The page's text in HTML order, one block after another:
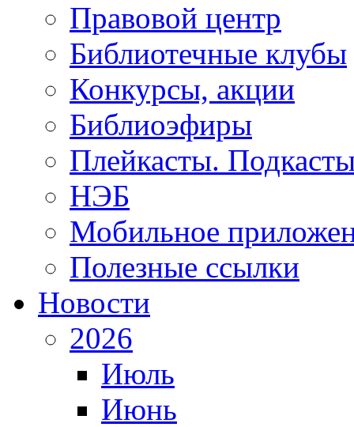
Правовой центр
Библиотечные клубы
Конкурсы, акции
Библиоэфиры
Плейкасты.
НЭБ
Мобильное
Полезные ссылки
Новости
2026
Июль
Июнь